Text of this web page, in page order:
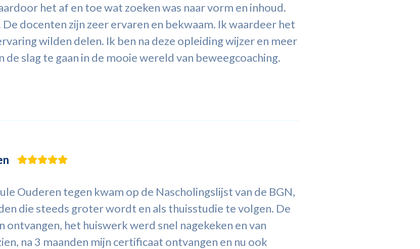
het af en toe wat zoeken was naar vorm en inhoud.
docenten zijn zeer ervaren en bekwaam. Ik waardeer het
wilden delen. Ik ben na deze opleiding wijzer en meer
slag te gaan in de mooie wereld van beweegcoaching.
Ouderen tegen kwam op de Nascholingslijst van de BGN,
die steeds groter wordt en als thuisstudie te volgen. De
ontvangen, het huiswerk werd snel nagekeken en van
na 3 maanden mijn certificaat ontvangen en nu ook